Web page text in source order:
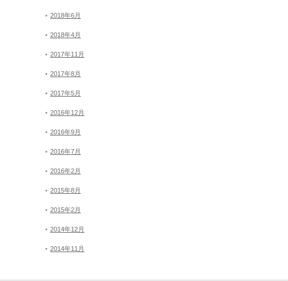
2018年6月
2018年4月
2017年11月
2017年8月
2017年5月
2016年12月
2016年9月
2016年7月
2016年2月
2015年8月
2015年2月
2014年12月
2014年11月